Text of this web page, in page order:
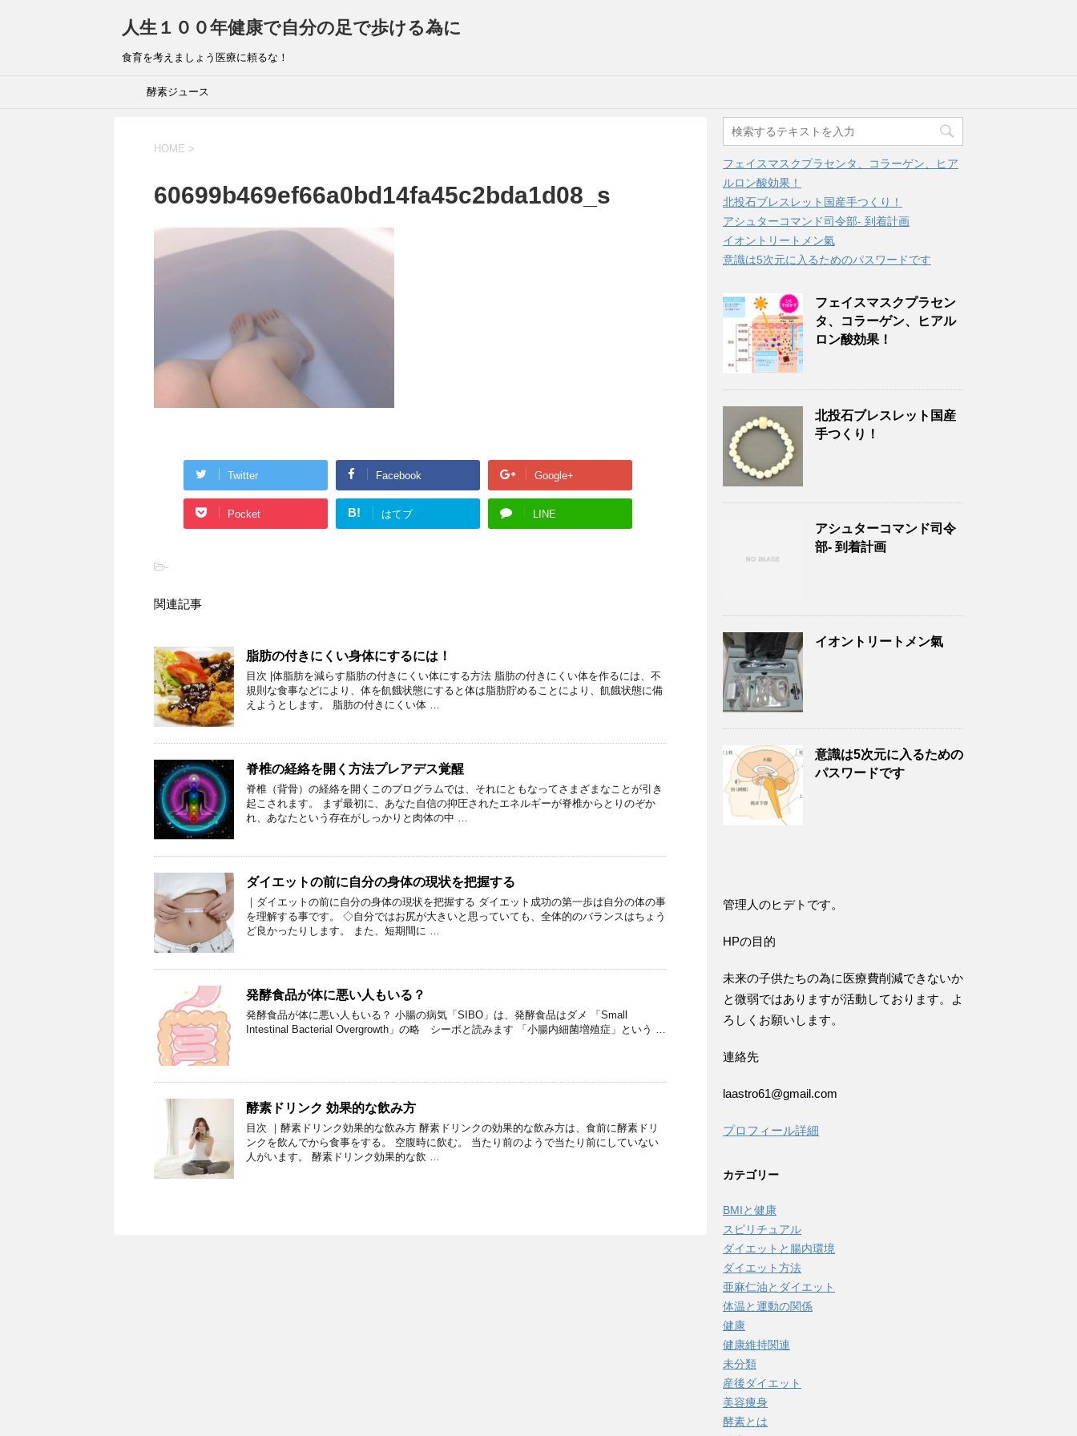
人生１００年健康で自分の足で歩ける為に
食育を考えましょう医療に頼るな！
酵素ジュース
HOME >
60699b469ef66a0bd14fa45c2bda1d08_s
Twitter Facebook Google+
Pocket B! はてブ LINE
-
関連記事
脂肪の付きにくい身体にするには！
目次 |体脂肪を減らす脂肪の付きにくい体にする方法 脂肪の付きにくい体を作るには、不
規則な食事などにより、体を飢餓状態にすると体は脂肪貯めることにより、飢餓状態に備
えようとします。 脂肪の付きにくい体 …
脊椎の経絡を開く方法プレアデス覚醒
脊椎（背骨）の経絡を開くこのプログラムでは、それにともなってさまざまなことが引き
起こされます。 まず最初に、あなた自信の抑圧されたエネルギーが脊椎からとりのぞか
れ、あなたという存在がしっかりと肉体の中 …
ダイエットの前に自分の身体の現状を把握する
｜ダイエットの前に自分の身体の現状を把握する ダイエット成功の第一歩は自分の体の事
を理解する事です。 ◇自分ではお尻が大きいと思っていても、全体的のバランスはちょう
ど良かったりします。 また、短期間に …
発酵食品が体に悪い人もいる？
発酵食品が体に悪い人もいる？ 小腸の病気「SIBO」は、発酵食品はダメ 「Small
Intestinal Bacterial Overgrowth」の略 シーボと読みます 「小腸内細菌増殖症」という …
酵素ドリンク 効果的な飲み方
目次 ｜酵素ドリンク効果的な飲み方 酵素ドリンクの効果的な飲み方は、食前に酵素ドリ
ンクを飲んでから食事をする。 空腹時に飲む。 当たり前のようで当たり前にしていない
人がいます。 酵素ドリンク効果的な飲 …
フェイスマスクプラセンタ、コラーゲン、ヒア
ルロン酸効果！
北投石ブレスレット国産手つくり！
アシュターコマンド司令部- 到着計画
イオントリートメン氣
意識は5次元に入るためのパスワードです
フェイスマスクプラセン
タ、コラーゲン、ヒアル
ロン酸効果！
北投石ブレスレット国産
手つくり！
アシュターコマンド司令
部- 到着計画
イオントリートメン氣
意識は5次元に入るための
パスワードです
管理人のヒデトです。
HPの目的
未来の子供たちの為に医療費削減できないか
と微弱ではありますが活動しております。よ
ろしくお願いします。
連絡先
laastro61@gmail.com
プロフィール詳細
カテゴリー
BMIと健康
スピリチュアル
ダイエットと腸内環境
ダイエット方法
亜麻仁油とダイエット
体温と運動の関係
健康
健康維持関連
未分類
産後ダイエット
美容痩身
酵素とは